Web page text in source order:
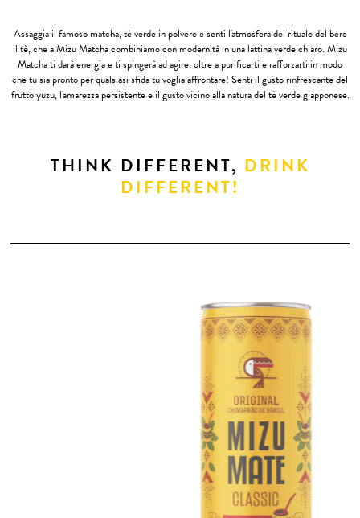
Assaggia il famoso matcha, tè verde in polvere e senti l'atmosfera del rituale del bere
il tè, che a Mizu Matcha combiniamo con modernità in una lattina verde chiaro. Mizu
Matcha ti darà energia e ti spingerà ad agire, oltre a purificarti e rafforzarti in modo
che tu sia pronto per qualsiasi sfida tu voglia affrontare! Senti il ​​gusto rinfrescante del
frutto yuzu, l'amarezza persistente e il gusto vicino alla natura del tè verde giapponese.
THINK DIFFERENT, DRINK
DIFFERENT!